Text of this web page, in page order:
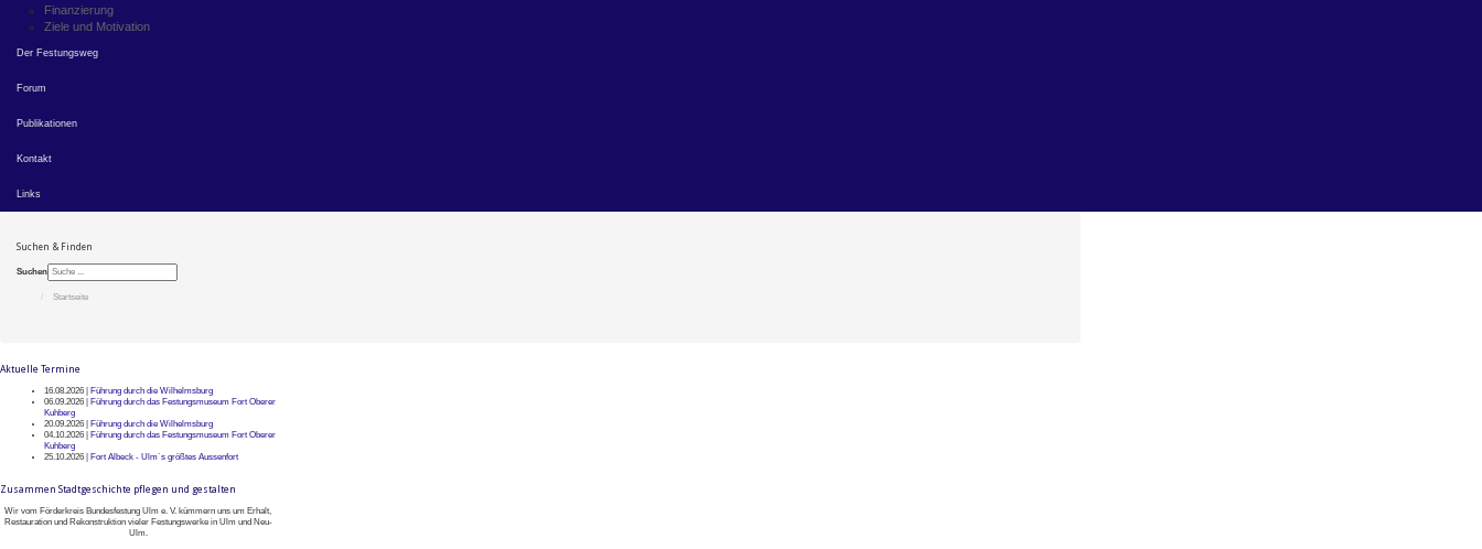
Finanzierung
Ziele und Motivation
Der Festungsweg
Forum
Publikationen
Kontakt
Links
Suchen & Finden
Suchen
Startseite
Aktuelle Termine
16.08.2026 |
Führung durch die Wilhelmsburg
06.09.2026 |
Führung durch das Festungsmuseum Fort Oberer
Kuhberg
20.09.2026 |
Führung durch die Wilhelmsburg
04.10.2026 |
Führung durch das Festungsmuseum Fort Oberer
Kuhberg
25.10.2026 |
Fort Albeck - Ulm`s größtes Aussenfort
Zusammen Stadtgeschichte pflegen und gestalten
Wir vom Förderkreis Bundesfestung Ulm e. V. kümmern uns um Erhalt,
Restauration und Rekonstruktion vieler Festungswerke in Ulm und Neu-
Ulm.